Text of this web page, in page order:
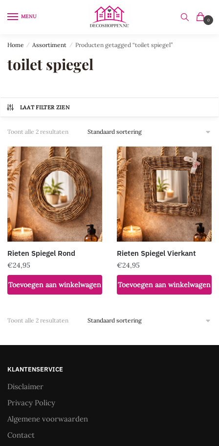
MENU
0
Home / Assortiment / Producten getagged “toilet spiegel”
toilet spiegel
LAAT FILTER ZIEN
Toont alle 2 resultaten
Rieten Spiegel Rond
€24,95
Toevoegen aan winkelwagen
Rieten Spiegel Vierkant
€24,95
Toevoegen aan winkelwagen
Toont alle 2 resultaten
KLANTENSERVICE
Disclaimer
Privacy Policy
Algemene voorwaarden
Contact